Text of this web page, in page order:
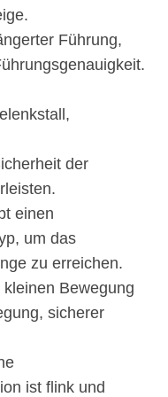
Führung,
der
einen
um das
zu erreichen.
Bewegung
sicherer
ist flink und